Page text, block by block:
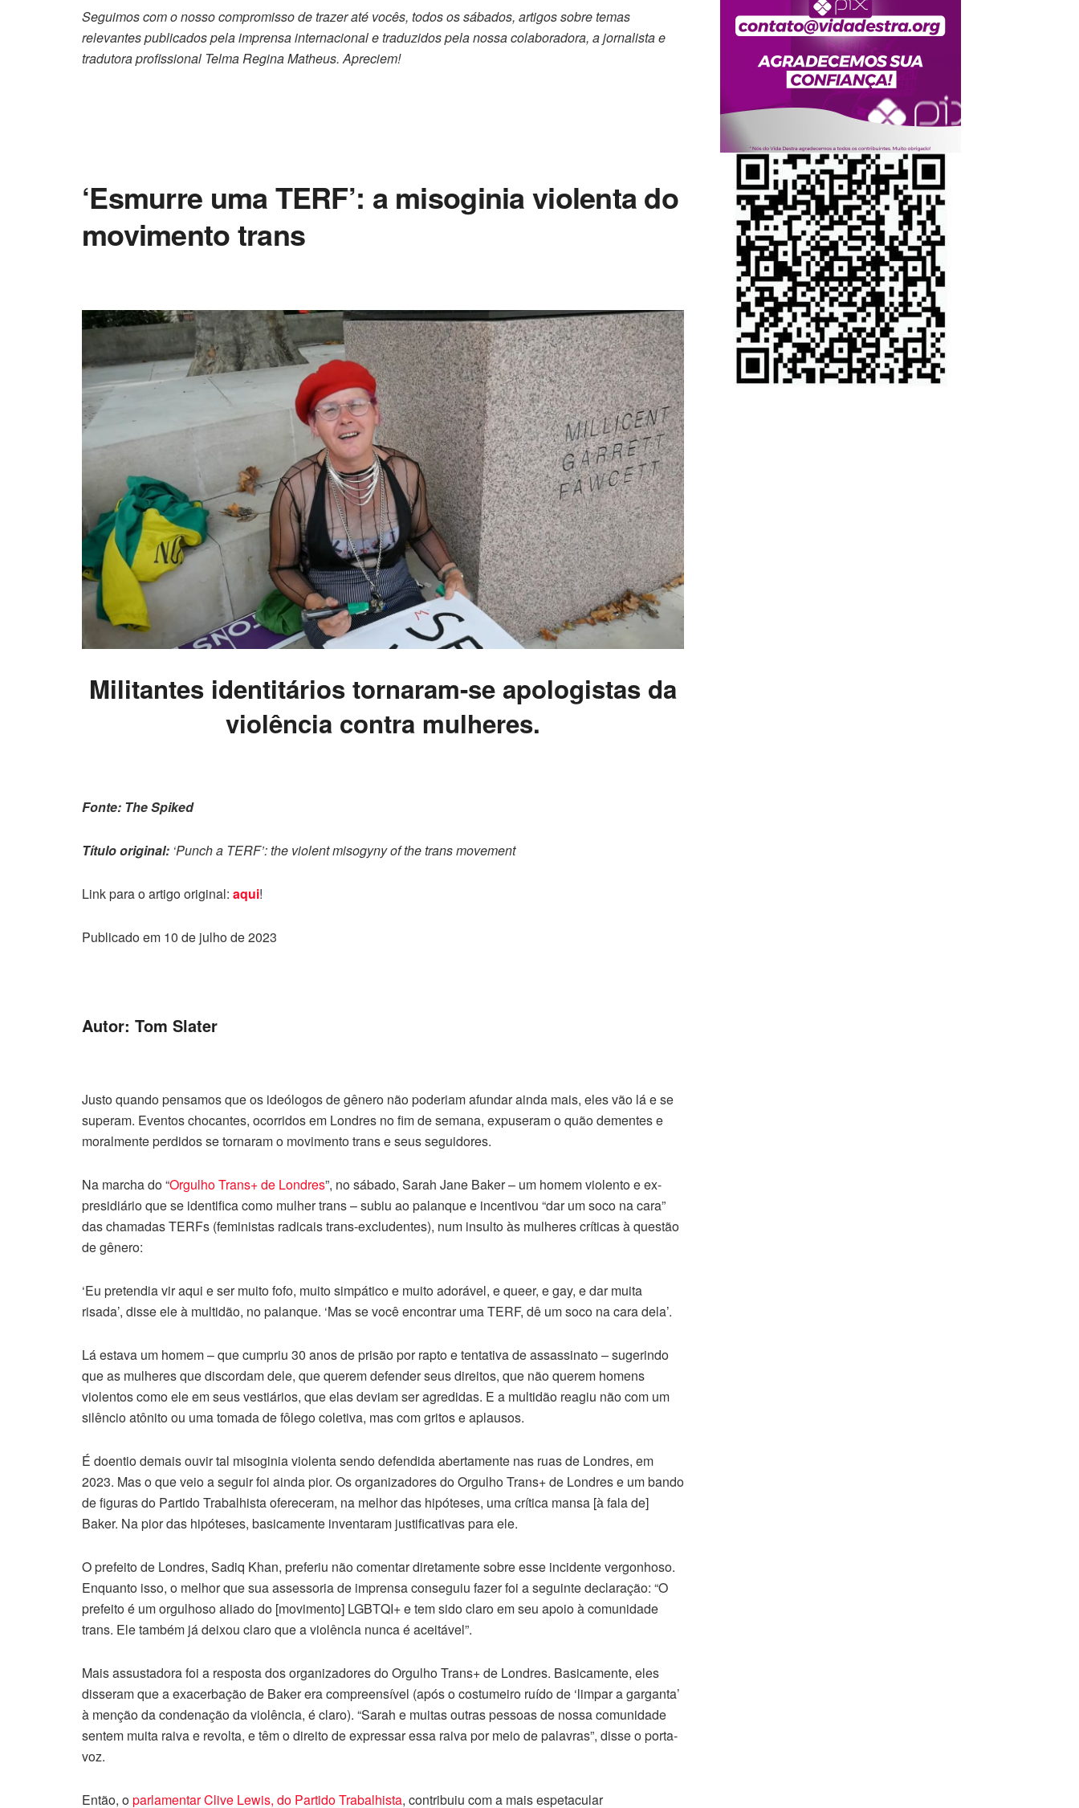
Seguimos com o nosso compromisso de trazer até vocês, todos os sábados, artigos sobre temas
relevantes publicados pela imprensa internacional e traduzidos pela nossa colaboradora, a jornalista e
tradutora profissional Telma Regina Matheus. Apreciem!
‘Esmurre uma TERF’: a misoginia violenta do
movimento trans
Militantes identitários tornaram-se apologistas da
violência contra mulheres.
Fonte: The Spiked
Título original: ‘Punch a TERF’: the violent misogyny of the trans movement
Link para o artigo original: aqui!
Publicado em 10 de julho de 2023
Autor: Tom Slater
Justo quando pensamos que os ideólogos de gênero não poderiam afundar ainda mais, eles vão lá e se
superam. Eventos chocantes, ocorridos em Londres no fim de semana, expuseram o quão dementes e
moralmente perdidos se tornaram o movimento trans e seus seguidores.
Na marcha do “Orgulho Trans+ de Londres”, no sábado, Sarah Jane Baker – um homem violento e ex-
presidiário que se identifica como mulher trans – subiu ao palanque e incentivou “dar um soco na cara”
das chamadas TERFs (feministas radicais trans-excludentes), num insulto às mulheres críticas à questão
de gênero:
‘Eu pretendia vir aqui e ser muito fofo, muito simpático e muito adorável, e queer, e gay, e dar muita
risada’, disse ele à multidão, no palanque. ‘Mas se você encontrar uma TERF, dê um soco na cara dela’.
Lá estava um homem – que cumpriu 30 anos de prisão por rapto e tentativa de assassinato – sugerindo
que as mulheres que discordam dele, que querem defender seus direitos, que não querem homens
violentos como ele em seus vestiários, que elas deviam ser agredidas. E a multidão reagiu não com um
silêncio atônito ou uma tomada de fôlego coletiva, mas com gritos e aplausos.
É doentio demais ouvir tal misoginia violenta sendo defendida abertamente nas ruas de Londres, em
2023. Mas o que veio a seguir foi ainda pior. Os organizadores do Orgulho Trans+ de Londres e um bando
de figuras do Partido Trabalhista ofereceram, na melhor das hipóteses, uma crítica mansa [à fala de]
Baker. Na pior das hipóteses, basicamente inventaram justificativas para ele.
O prefeito de Londres, Sadiq Khan, preferiu não comentar diretamente sobre esse incidente vergonhoso.
Enquanto isso, o melhor que sua assessoria de imprensa conseguiu fazer foi a seguinte declaração: “O
prefeito é um orgulhoso aliado do [movimento] LGBTQI+ e tem sido claro em seu apoio à comunidade
trans. Ele também já deixou claro que a violência nunca é aceitável”.
Mais assustadora foi a resposta dos organizadores do Orgulho Trans+ de Londres. Basicamente, eles
disseram que a exacerbação de Baker era compreensível (após o costumeiro ruído de ‘limpar a garganta’
à menção da condenação da violência, é claro). “Sarah e muitas outras pessoas de nossa comunidade
sentem muita raiva e revolta, e têm o direito de expressar essa raiva por meio de palavras”, disse o porta-
voz.
Então, oparlamentar Clive Lewis, do Partido Trabalhista, contribuiu com a mais espetacular